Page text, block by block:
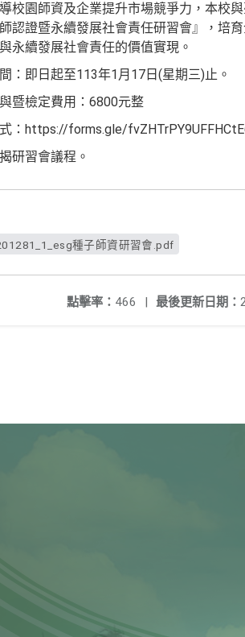
校園師資及企業提升市場競爭力，本校
認證暨永續發展社會責任研習會』，培
永續發展社會責任的價值實現。
：即日起至113年1月17日(星期三)止。
暨檢定費用：6800元整
：https://forms.gle/
研習會議程。
種子師資研習會.pdf
最後更新日期：
點擊率： 466 |